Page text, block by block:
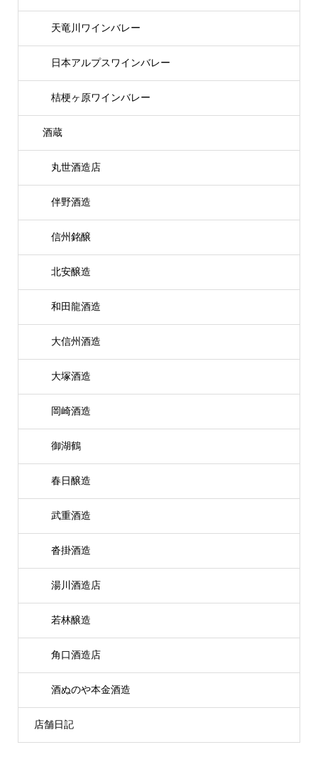
天竜川ワインバレー
日本アルプスワインバレー
桔梗ヶ原ワインバレー
酒蔵
丸世酒造店
伴野酒造
信州銘醸
北安醸造
和田龍酒造
大信州酒造
大塚酒造
岡崎酒造
御湖鶴
春日醸造
武重酒造
沓掛酒造
湯川酒造店
若林醸造
角口酒造店
酒ぬのや本金酒造
店舗日記